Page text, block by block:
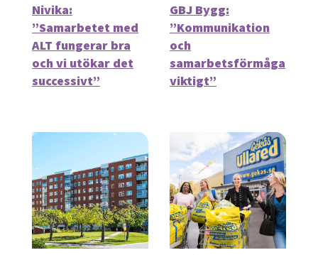
Nivika:
”Samarbetet med
ALT fungerar bra
och vi utökar det
successivt”
GBJ Bygg:
”Kommunikation
och
samarbetsförmåga
viktigt”